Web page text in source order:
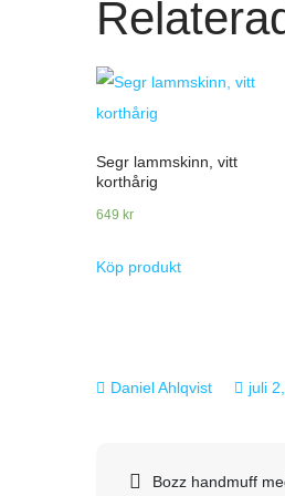
Segr lammskinn, vitt
korthårig
649 kr
Köp produkt
juli
Bozz handmuff